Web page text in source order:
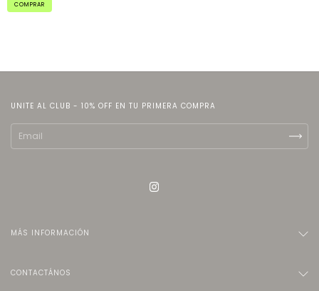
COMPRAR
UNITE AL CLUB - 10% OFF EN TU PRIMERA COMPRA
MÁS INFORMACIÓN
CONTACTÁNOS